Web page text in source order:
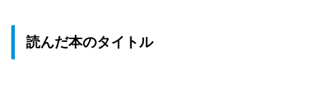
読んだ本のタイトル